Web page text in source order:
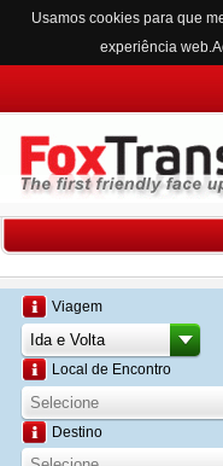
Usamos cookies para que
experiência
Viagem
Local de Encontro
Destino